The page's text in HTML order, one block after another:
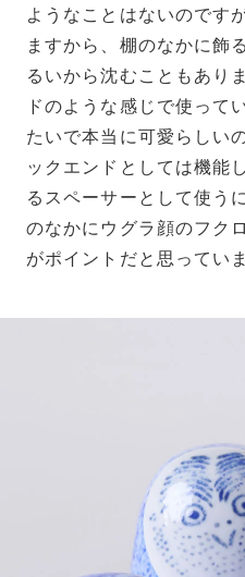
ようなことはないのです
ますから、棚のなかに飾
るいから沈むこともあり
ドのような感じで使って
たいで本当に可愛らしい
ックエンドとしては機能
るスペーサーとして使う
のなかにウグラ顔のフク
がポイントだと思ってい